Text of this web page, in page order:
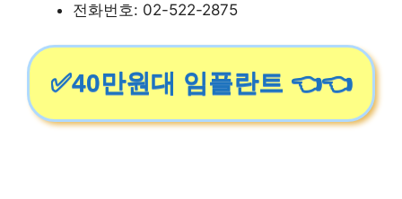
전화번호: 02-522-2875
✅40만원대 임플란트 👈👈